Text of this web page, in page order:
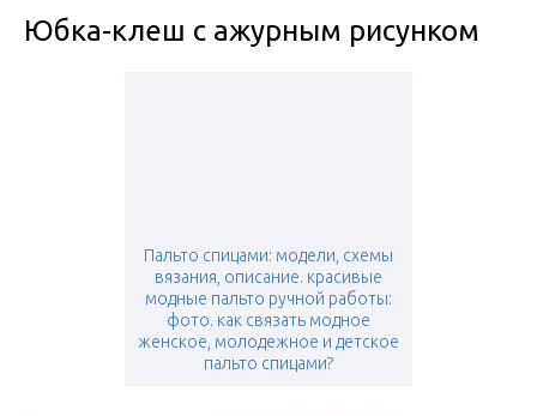
Юбка-клеш с ажурным рисунком
Пальто спицами: модели, схемы
вязания, описание. красивые
модные пальто ручной работы:
фото. как связать модное
женское, молодежное и детское
пальто спицами?